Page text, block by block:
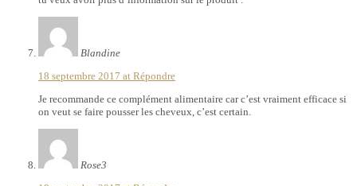
Blandine
18 septembre 2017 at Répondre
Je recommande ce complément alimentaire car c’est vraiment efficace si
on veut se faire pousser les cheveux, c’est certain.
Rose3